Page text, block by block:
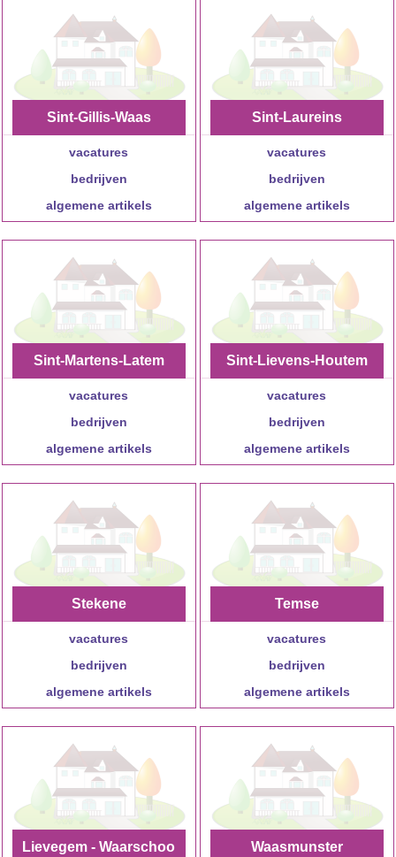
Sint-Gillis-Waas
vacatures
bedrijven
algemene artikels
Sint-Laureins
vacatures
bedrijven
algemene artikels
Sint-Martens-Latem
vacatures
bedrijven
algemene artikels
Sint-Lievens-Houtem
vacatures
bedrijven
algemene artikels
Stekene
vacatures
bedrijven
algemene artikels
Temse
vacatures
bedrijven
algemene artikels
Lievegem - Waarschoo Waasmunster